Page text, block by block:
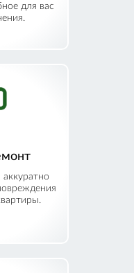
для вас